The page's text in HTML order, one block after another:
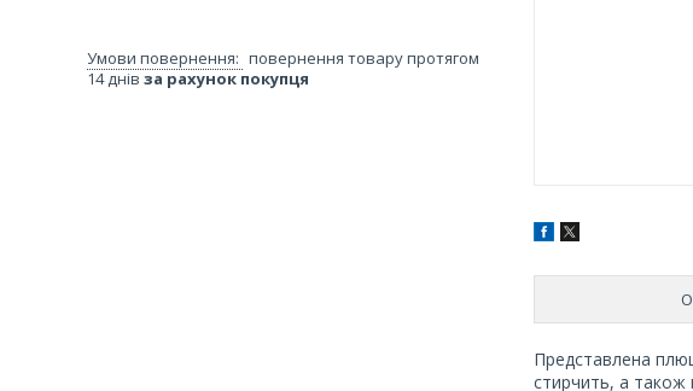
Представлена
стирчить, а також
повернення товару протягом
14 днів за рахунок покупця